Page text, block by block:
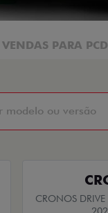
VENDAS PARA PCD
CRONOS